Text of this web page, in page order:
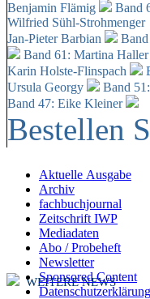
Benjamin Flämig
Band
Wilfried Sühl-Strohmenger
Jan-Pieter Barbian
Band 61: Martina Haller
Karin Holste-Flinspach
Ursula Georgy
Band
Band 47: Eike Kleiner
Bestellen
Aktuelle Ausgabe
Archiv
fachbuchjournal
Zeitschrift IWP
Mediadaten
Abo / Probeheft
Newsletter
Sponsored Content
Datenschutzerklärung
WEITERE NEWS